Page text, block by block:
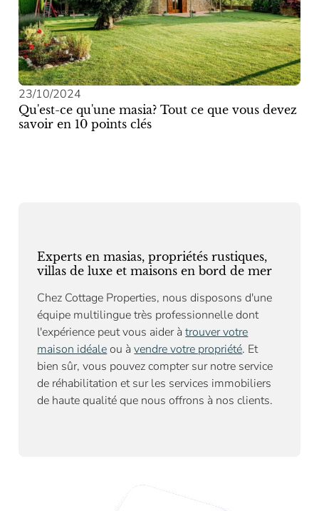
23/10/2024
Qu'est-ce qu'une masia? Tout ce que vous devez
savoir en 10 points clés
Experts en masias, propriétés rustiques,
villas de luxe et maisons en bord de mer
Chez Cottage Properties, nous disposons d'une
équipe multilingue très professionnelle dont
l'expérience peut vous aider àtrouver votre
maison idéaleou àvendre votre propriété. Et
bien sûr, vous pouvez compter sur notre service
de réhabilitation et sur les services immobiliers
de haute qualité que nous offrons à nos clients.